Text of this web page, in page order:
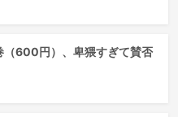
（600円）、卑猥すぎて賛否